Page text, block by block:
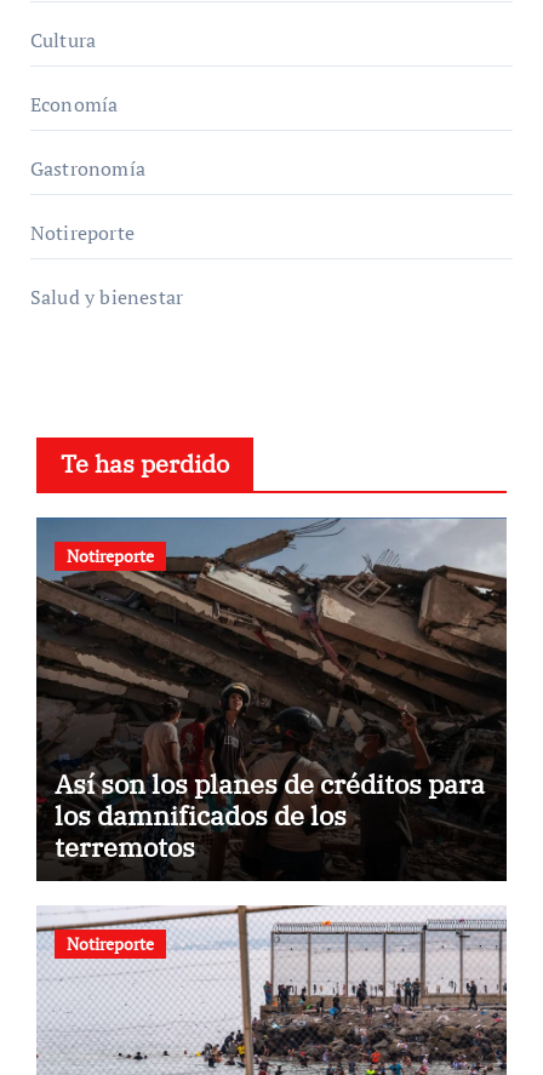
Cultura
Economía
Gastronomía
Notireporte
Salud y bienestar
Te has perdido
Notireporte
Así son los planes de créditos para
los damnificados de los
terremotos
Notireporte